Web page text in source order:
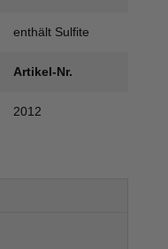
enthält Sulfite
Artikel-Nr.
2012